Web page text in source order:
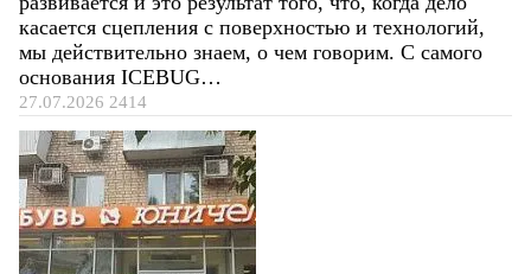
касается сцепления с поверхностью и технологий,
мы действительно знаем, о чем говорим. С самого
основания ICEBUG…
27.07.2026 2414